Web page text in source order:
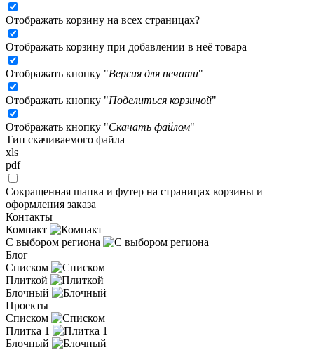
Отображать корзину на всех страницах?
Отображать корзину при добавлении в неё товара
Отображать кнопку "Версия для печати"
Отображать кнопку "Поделиться корзиной"
Отображать кнопку "Скачать файлом"
Тип скачиваемого файла
xls
pdf
Сокращенная шапка и футер на страницах корзины и
оформления заказа
Контакты
Компакт
С выбором региона
Блог
Списком
Плиткой
Блочный
Проекты
Списком
Плитка 1
Блочный